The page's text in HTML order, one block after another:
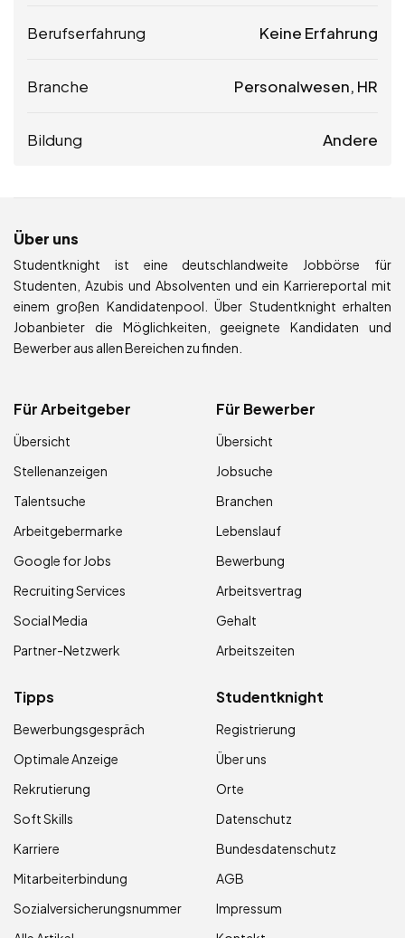
Berufserfahrung Keine Erfahrung
Branche Personalwesen, HR
Bildung Andere
Über uns
Studentknight ist eine deutschlandweite Jobbörse für
Studenten, Azubis und Absolventen und ein Karriereportal mit
einem großen Kandidatenpool. Über Studentknight erhalten
Jobanbieter die Möglichkeiten, geeignete Kandidaten und
Bewerber aus allen Bereichen zu finden.
Für Arbeitgeber
Übersicht
Stellenanzeigen
Talentsuche
Arbeitgebermarke
Google for Jobs
Recruiting Services
Social Media
Partner-Netzwerk
Für Bewerber
Übersicht
Jobsuche
Branchen
Lebenslauf
Bewerbung
Arbeitsvertrag
Gehalt
Arbeitszeiten
Tipps
Bewerbungsgespräch
Optimale Anzeige
Rekrutierung
Soft Skills
Karriere
Mitarbeiterbindung
Sozialversicherungsnummer
Studentknight
Registrierung
Über uns
Orte
Datenschutz
Bundesdatenschutz
AGB
Impressum